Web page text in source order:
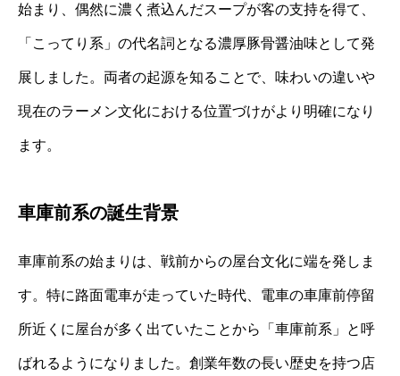
始まり、偶然に濃く煮込んだスープが客の支持を得て、
「こってり系」の代名詞となる濃厚豚骨醤油味として発
展しました。両者の起源を知ることで、味わいの違いや
現在のラーメン文化における位置づけがより明確になり
ます。
車庫前系の誕生背景
車庫前系の始まりは、戦前からの屋台文化に端を発しま
す。特に路面電車が走っていた時代、電車の車庫前停留
所近くに屋台が多く出ていたことから「車庫前系」と呼
ばれるようになりました。創業年数の長い歴史を持つ店